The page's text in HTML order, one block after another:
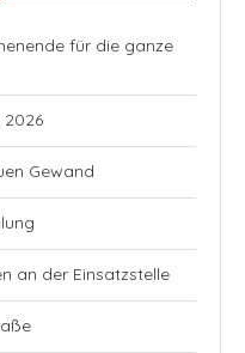
für die ganze
2026
Gewand
an der Einsatzstelle